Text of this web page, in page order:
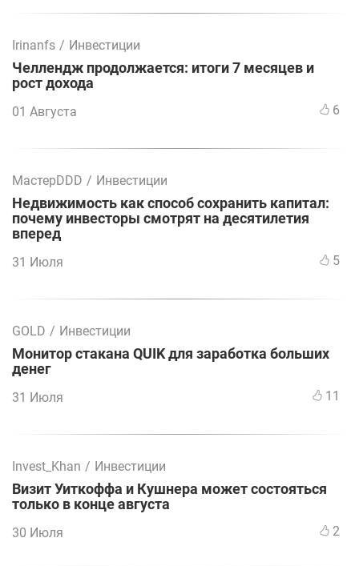
Irinanfs / Инвестиции
Челлендж продолжается: итоги 7 месяцев и
рост дохода
01 Августа 6
МастерDDD / Инвестиции
Недвижимость как способ сохранить капитал:
почему инвесторы смотрят на десятилетия
вперед
31 Июля 5
GOLD / Инвестиции
Монитор стакана QUIK для заработка больших
денег
31 Июля 11
Invest_Khan / Инвестиции
Визит Уиткоффа и Кушнера может состояться
только в конце августа
30 Июля 2